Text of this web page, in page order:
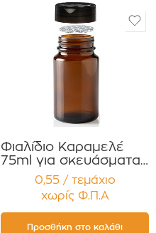
Φιαλίδιο Καραμελέ
75ml για σκευάσματα
σε σκόνη Συμπλ.
Διατροφής με Διπλό
Φλιπ Τοπ Συσκευασία
12 τεμαχίων
0,55 / τεμάχιο
χωρίς Φ.Π.Α
Προσθήκη στο καλάθι